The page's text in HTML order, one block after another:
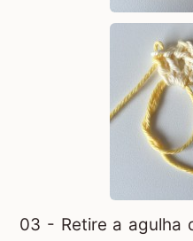
03 - Retire a agulha